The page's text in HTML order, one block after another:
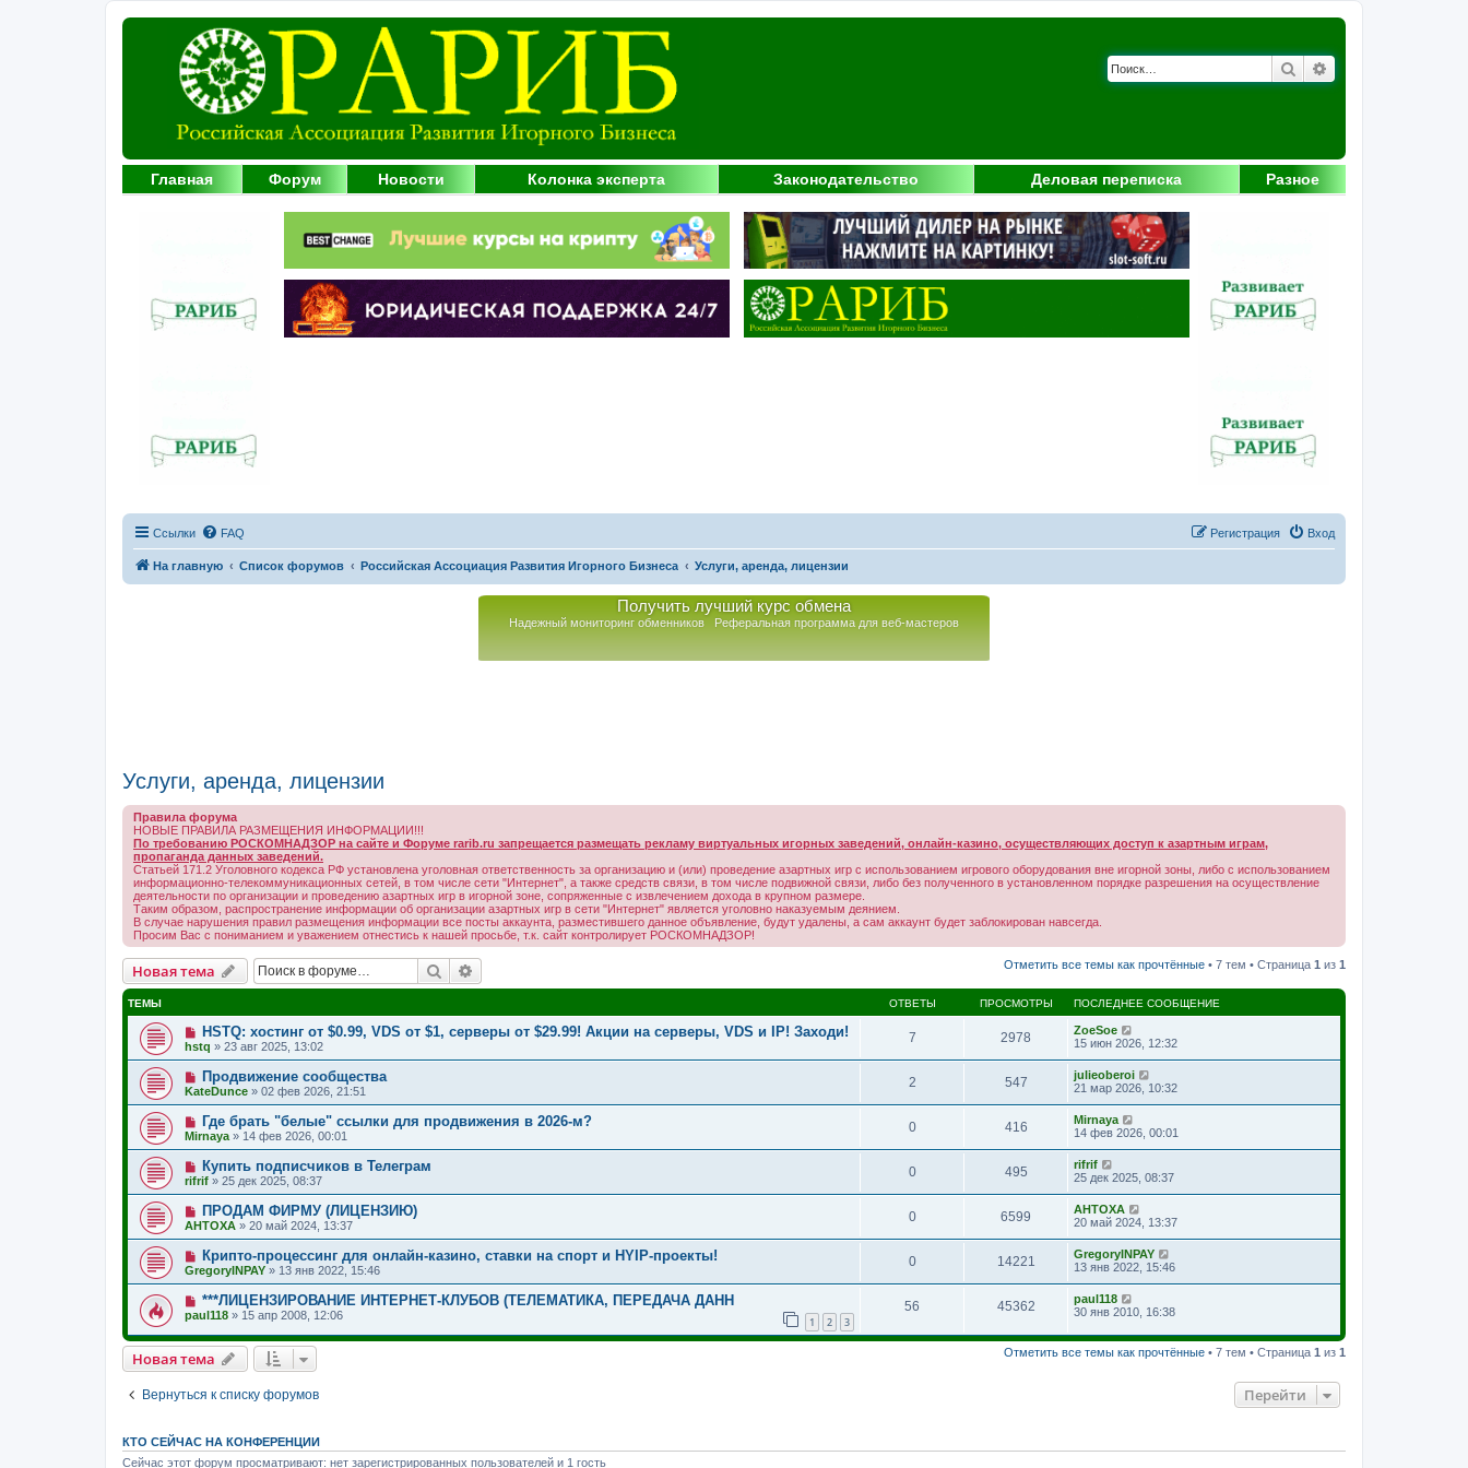
Поиск
Главная Форум Новости Колонка эксперта Законодательство Деловая переписка Разное
Ссылки FAQ Вход
Регистрация
На главную Список форумов Российская Ассоциация Развития Игорного Бизнеса Услуги, аренда, лицензии
Получить лучший курс обмена
Надежный мониторинг обменников Реферальная программа для веб-мастеров
Услуги, аренда, лицензии
Правила форума
НОВЫЕ ПРАВИЛА РАЗМЕЩЕНИЯ ИНФОРМАЦИИ!!!
По требованию РОСКОМНАДЗОР на сайте и Форуме rarib.ru запрещается размещать рекламу виртуальных игорных заведений, онлайн-казино, осуществляющих доступ к азартным играм,
пропаганда данных заведений.
Статьей 171.2 Уголовного кодекса РФ установлена уголовная ответственность за организацию и (или) проведение азартных игр с использованием игрового оборудования вне игорной зоны, либо с использованием
информационно-телекоммуникационных сетей, в том числе сети "Интернет", а также средств связи, в том числе подвижной связи, либо без полученного в установленном порядке разрешения на осуществление
деятельности по организации и проведению азартных игр в игорной зоне, сопряженные с извлечением дохода в крупном размере.
Таким образом, распространение информации об организации азартных игр в сети "Интернет" является уголовно наказуемым деянием.
В случае нарушения правил размещения информации все посты аккаунта, разместившего данное объявление, будут удалены, а сам аккаунт будет заблокирован навсегда.
Просим Вас с пониманием и уважением отнестись к нашей просьбе, т.к. сайт контролирует РОСКОМНАДЗОР!
Новая тема Поиск Отметить все темы как прочтённые • 7 тем • Страница 1 из 1
ТЕМЫ ОТВЕТЫ ПРОСМОТРЫ ПОСЛЕДНЕЕ СООБЩЕНИЕ
HSTQ: хостинг от $0.99, VDS от $1, cерверы от $29.99! Акции на серверы, VDS и IP! Заходи!
hstq » 23 авг 2025, 13:02
7 2978
ZoeSoe
15 июн 2026, 12:32
Продвижение сообщества
KateDunce » 02 фев 2026, 21:51
2 547
julieoberoi
21 мар 2026, 10:32
Где брать "белые" ссылки для продвижения в 2026-м?
Mirnaya » 14 фев 2026, 00:01
0 416
Mirnaya
14 фев 2026, 00:01
Купить подписчиков в Телеграм
rifrif » 25 дек 2025, 08:37
0 495
rifrif
25 дек 2025, 08:37
ПРОДАМ ФИРМУ (ЛИЦЕНЗИЮ)
AHTOXA » 20 май 2024, 13:37
0 6599
AHTOXA
20 май 2024, 13:37
Крипто-процессинг для онлайн-казино, ставки на спорт и HYIP-проекты!
GregoryINPAY » 13 янв 2022, 15:46
0 14221
GregoryINPAY
13 янв 2022, 15:46
***ЛИЦЕНЗИРОВАНИЕ ИНТЕРНЕТ-КЛУБОВ (ТЕЛЕМАТИКА, ПЕРЕДАЧА ДАНН
paul118 » 15 апр 2008, 12:06 1 2 3
56 45362
paul118
30 янв 2010, 16:38
Новая тема Отметить все темы как прочтённые • 7 тем • Страница 1 из 1
Вернуться к списку форумов Перейти
КТО СЕЙЧАС НА КОНФЕРЕНЦИИ
Сейчас этот форум просматривают: нет зарегистрированных пользователей и 1 гость